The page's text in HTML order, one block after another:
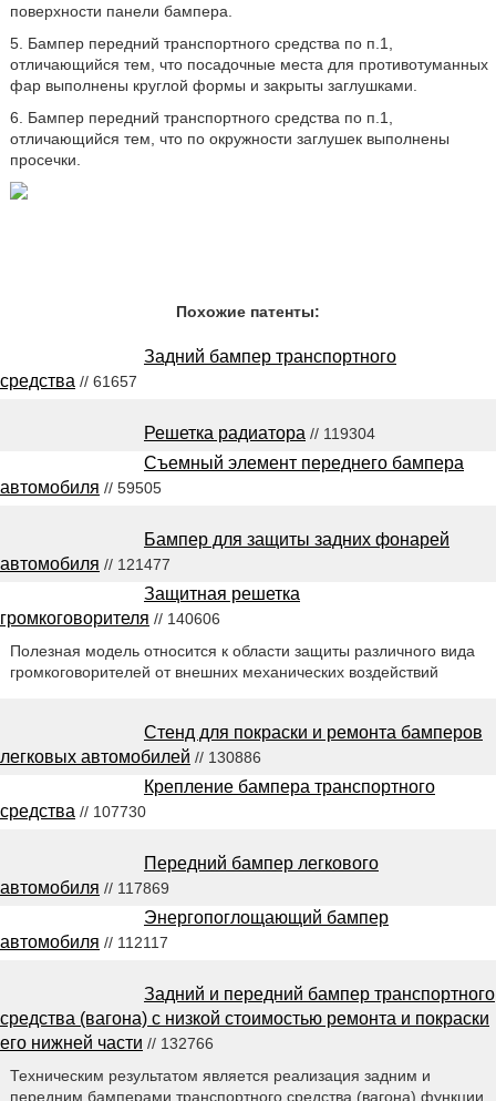
поверхности панели бампера.
5. Бампер передний транспортного средства по п.1,
отличающийся тем, что посадочные места для противотуманных
фар выполнены круглой формы и закрыты заглушками.
6. Бампер передний транспортного средства по п.1,
отличающийся тем, что по окружности заглушек выполнены
просечки.
Похожие патенты:
Задний бампер транспортного
средства // 61657
Решетка радиатора // 119304
Съемный элемент переднего бампера
автомобиля // 59505
Бампер для защиты задних фонарей
автомобиля // 121477
Защитная решетка
громкоговорителя // 140606
Полезная модель относится к области защиты различного вида
громкоговорителей от внешних механических воздействий
Стенд для покраски и ремонта бамперов
легковых автомобилей // 130886
Крепление бампера транспортного
средства // 107730
Передний бампер легкового
автомобиля // 117869
Энергопоглощающий бампер
автомобиля // 112117
Задний и передний бампер транспортного
средства (вагона) с низкой стоимостью ремонта и покраски
его нижней части // 132766
Техническим результатом является реализация задним и
передним бамперами транспортного средства (вагона) функции